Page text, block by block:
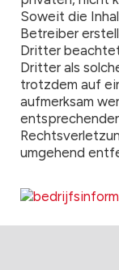
Soweit die
Betreiber
Dritter
Dritter als
trotzdem auf
aufmerksam
umgehend